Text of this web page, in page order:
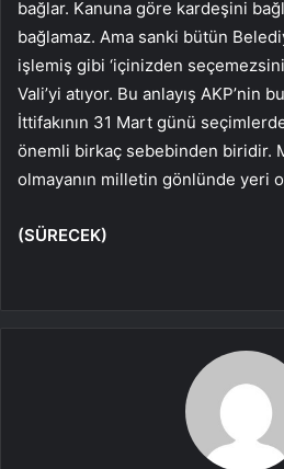
bağlar. Kanuna göre kardeşini
bağlamaz. Ama sanki bütün
işlemiş gibi ‘içinizden
Vali’yi atıyor. Bu anlayış AKP’nin
İttifakının 31 Mart günü
önemli birkaç sebebinden biridir.
olmayanın milletin gönlünde yeri
(SÜRECEK)